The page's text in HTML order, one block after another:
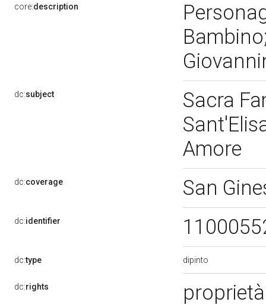
core:description
dc:subject
Sacra
Amore
dc:coverage San
dc:identifier
dc:type dipinto
dc:rights